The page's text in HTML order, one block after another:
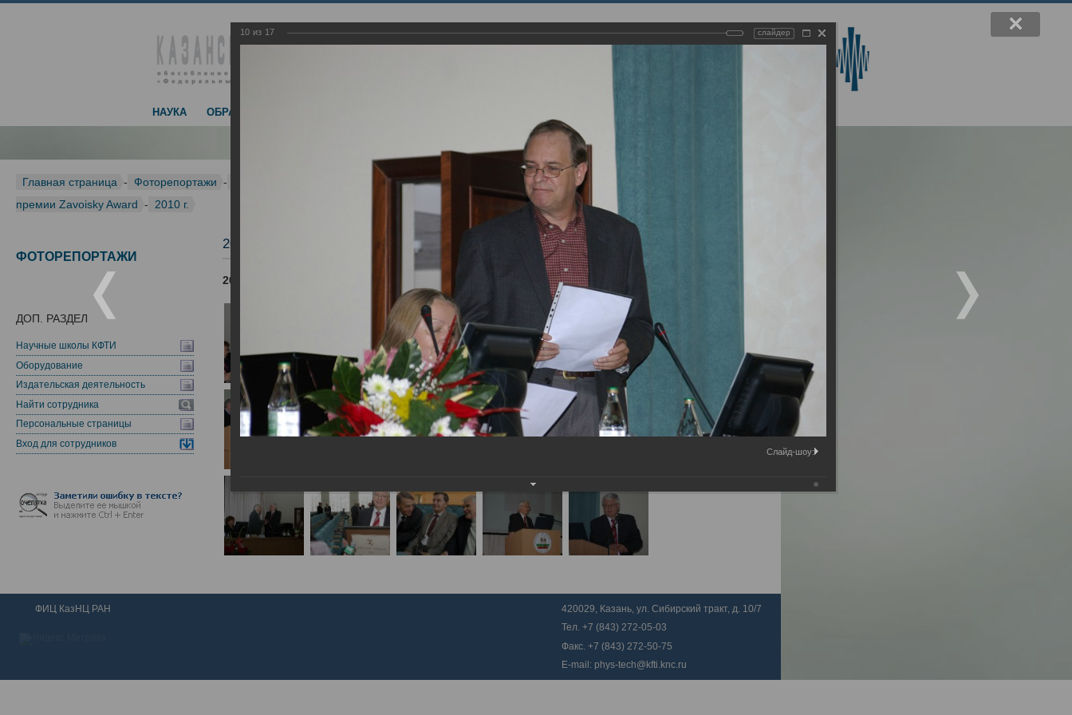
НАУКА ОБРАЗОВАНИЕ
Главная страница - Фоторепортажи -
Международная конференция “Modern Development of Magnetic Resonance” и церемонии вручения
премии Zavoisky Award - 2010 г.
2010 г.
2010 г.
ФОТОРЕПОРТАЖИ
ДОП. РАЗДЕЛ
Научные школы КФТИ
Оборудование
Издательская деятельность
Найти сотрудника
Персональные страницы
Вход для сотрудников
ФИЦ КазНЦ РАН
420029, Казань, ул. Сибирский тракт, д. 10/7
Тел. +7 (843) 272-05-03
Факс. +7 (843) 272-50-75
E-mail: phys-tech@kfti.knc.ru
10 из 17 слайдер
Слайд-шоу: